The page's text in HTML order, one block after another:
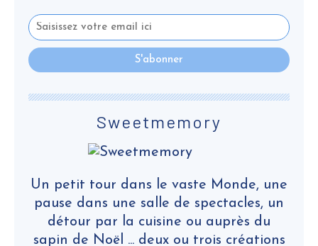
Sweetmemory
Un petit tour dans le vaste Monde, une
pause dans une salle de spectacles, un
détour par la cuisine ou auprès du
sapin de Noël ... deux ou trois créations